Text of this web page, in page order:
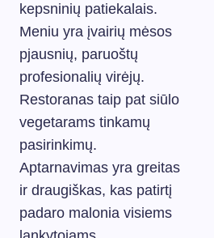
kepsninių patiekalais.
Meniu yra įvairių mėsos
pjausnių, paruoštų
profesionalių virėjų.
Restoranas taip pat siūlo
vegetarams tinkamų
pasirinkimų.
Aptarnavimas yra greitas
ir draugiškas, kas patirtį
padaro malonia visiems